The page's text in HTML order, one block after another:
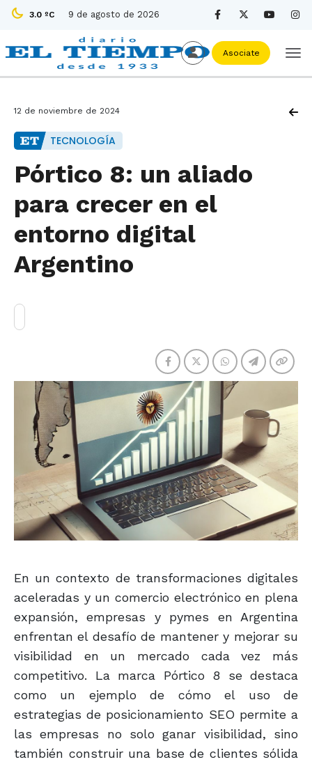
3.0 ºC 9 de agosto de 2026
Asociate
12 de noviembre de 2024
TECNOLOGÍA
Pórtico 8: un aliado
para crecer en el
entorno digital
Argentino
En un contexto de transformaciones digitales
aceleradas y un comercio electrónico en plena
expansión, empresas y pymes en Argentina
enfrentan el desafío de mantener y mejorar su
visibilidad en un mercado cada vez más
competitivo. La marca Pórtico 8 se destaca
como un ejemplo de cómo el uso de
estrategias de posicionamiento SEO permite a
las empresas no solo ganar visibilidad, sino
también construir una base de clientes sólida